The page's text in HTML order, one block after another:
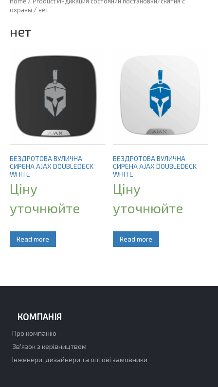
охраны / нет
нет
БЕЗДРОТОВА ВУЛИЧНА
СИРЕНА AJAX DOUBLEDECK
WHITE
Ціну
уточнюйте
Read more
БЕЗДРОТОВА ВУЛИЧНА
СИРЕНА AJAX DOUBLEDECK
WHITE
Ціну
уточнюйте
Read more
КОМПАНІЯ
Про компанію
Зв'язок з керівництвом
Інженери, дизайнери та оптові замовники